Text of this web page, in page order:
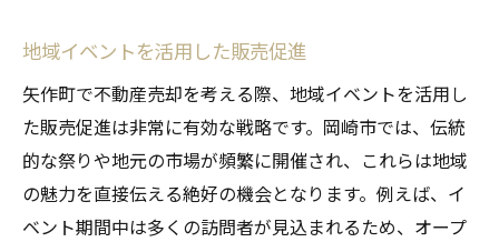
地域イベントを活用した販売促進
矢作町で不動産売却を考える際、地域イベントを活用し
た販売促進は非常に有効な戦略です。岡崎市では、伝統
的な祭りや地元の市場が頻繁に開催され、これらは地域
の魅力を直接伝える絶好の機会となります。例えば、イ
ベント期間中は多くの訪問者が見込まれるため、オープ